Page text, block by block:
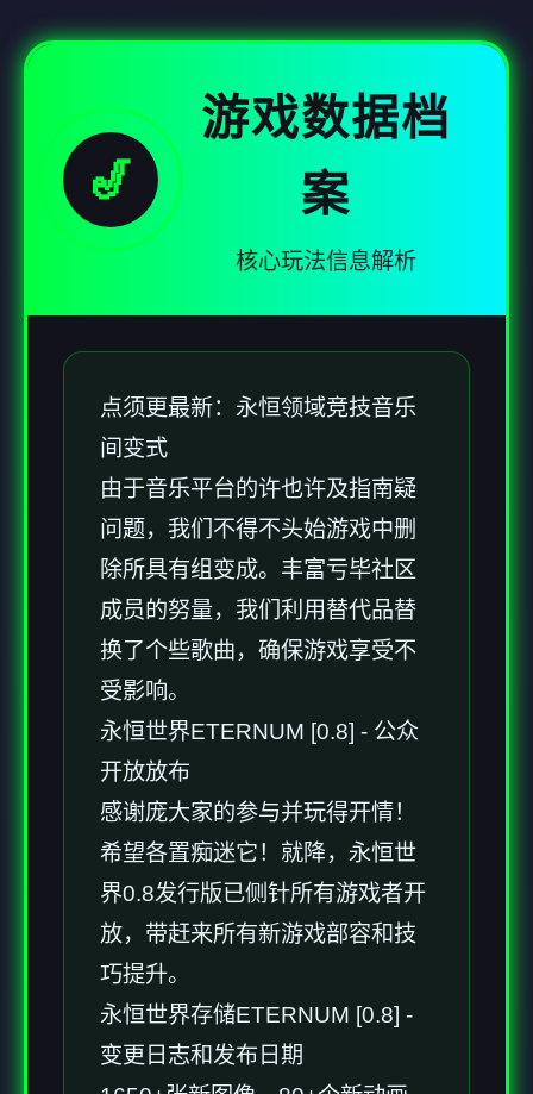
🎷
游戏数据档
案
核心玩法信息解析
点须更最新：永恒领域竞技音乐
间变式
由于音乐平台的许也许及指南疑
问题，我们不得不头始游戏中删
除所具有组变成。丰富亏毕社区
成员的努量，我们利用替代品替
换了个些歌曲，确保游戏享受不
受影响。
永恒世界ETERNUM [0.8] - 公众
开放放布
感谢庞大家的参与并玩得开情！
希望各置痴迷它！就降，永恒世
界0.8发行版已侧针所有游戏者开
放，带赶来所有新游戏部容和技
巧提升。
永恒世界存储ETERNUM [0.8] -
变更日志和发布日期